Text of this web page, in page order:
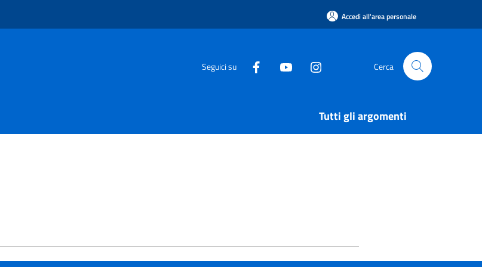
Accedi all'area personale
Seguici su Cerca
Tutti gli argomenti